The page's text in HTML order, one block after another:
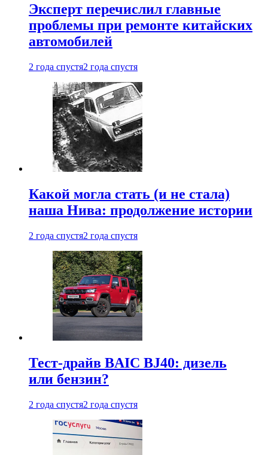
Эксперт перечислил главные
проблемы при ремонте китайских
автомобилей
2 года спустя2 года спустя
Какой могла стать (и не стала)
наша Нива: продолжение истории
2 года спустя2 года спустя
Тест-драйв BAIC BJ40: дизель
или бензин?
2 года спустя2 года спустя